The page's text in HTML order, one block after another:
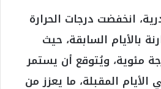
انخفضت درجات الحرارة
بالأيام السابقة، حيث
العظمى 26 درجة مئوية، ويُتوقع أن يستمر
المقبلة، ما يعزز من